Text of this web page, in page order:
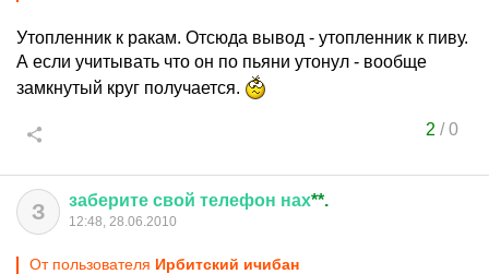
Утопленник к ракам. Отсюда вывод - утопленник к пиву.
А если учитывать что он по пьяни утонул - вообще
замкнутый круг получается.
2 /0
З заберите свой телефон нах**.
12:48, 28.06.2010
От пользователя Ирбитский ичибан